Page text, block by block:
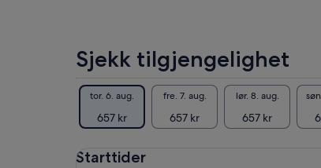
Sjekk tilgjengelighet
tor. 6. aug.
657 kr
fre. 7. aug.
657 kr
lør. 8. aug.
657 kr
Starttider